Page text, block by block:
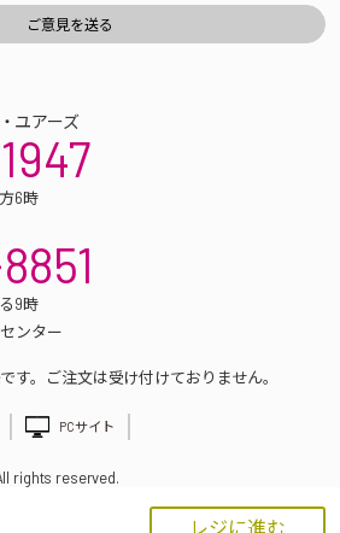
レジに進む
ユアーズ
6時
9時
ンター
す。ご注文は受け付けておりません。
PCサイト
rights reserved.